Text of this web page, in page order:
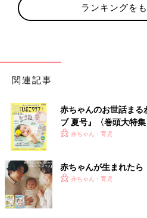
ランキングを
関連記事
赤ちゃんのお世話まる
ブ 夏号』〈巻頭大特
く！ おっぱい・ミル
赤ちゃん・育児
赤ちゃんが生まれたら
赤ちゃん・育児